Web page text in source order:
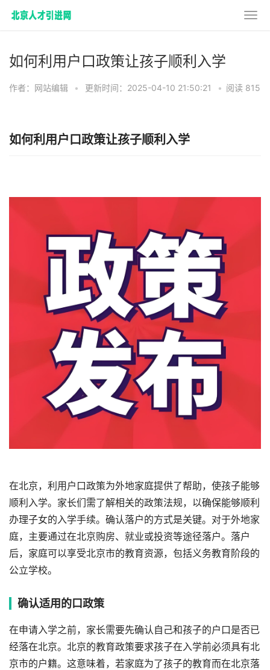
如何利用户口政策让孩子顺利入学
作者：网站编辑 • 更新时间：2025-04-10 21:50:21 • 阅读 815
如何利用户口政策让孩子顺利入学
在北京，利用户口政策为外地家庭提供了帮助，使孩子能够
顺利入学。家长们需了解相关的政策法规，以确保能够顺利
办理子女的入学手续。确认落户的方式是关键。对于外地家
庭，主要通过在北京购房、就业或投资等途径落户。落户
后，家庭可以享受北京市的教育资源，包括义务教育阶段的
公立学校。
确认适用的口政策
在申请入学之前，家长需要先确认自己和孩子的户口是否已
经落在北京。北京的教育政策要求孩子在入学前必须具有北
京市的户籍。这意味着，若家庭为了孩子的教育而在北京落